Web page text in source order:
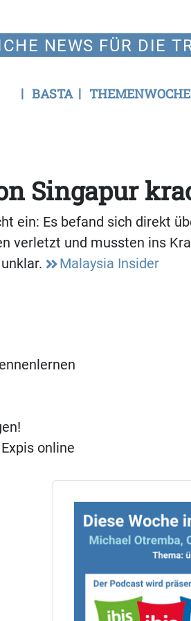
NEWS FÜR DIE
BASTA
Singapur
ein: Es befand sich direkt
verletzt und mussten ins
Malaysia Insider
online